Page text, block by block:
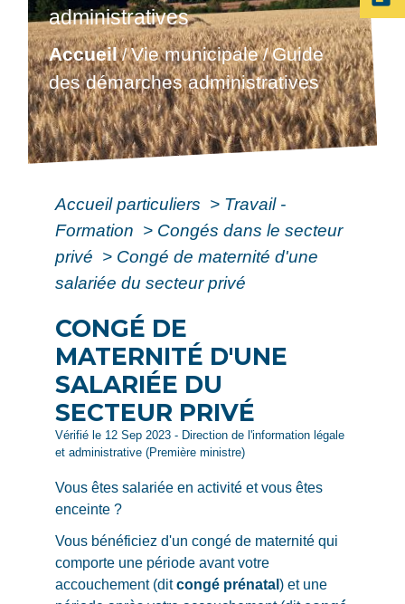
administratives
Accueil/Vie municipale/Guide
des démarches administratives
Accueil particuliers > Travail -
Formation > Congés dans le secteur
privé > Congé de maternité d'une
salariée du secteur privé
CONGÉ DE
MATERNITÉ D'UNE
SALARIÉE DU
SECTEUR PRIVÉ
Vérifié le 12 Sep 2023 - Direction de l'information légale
et administrative (Première ministre)
Vous êtes salariée en activité et vous êtes
enceinte ?
Vous bénéficiez d'un congé de maternité qui
comporte une période avant votre
accouchement (ditcongé prénatal) et une